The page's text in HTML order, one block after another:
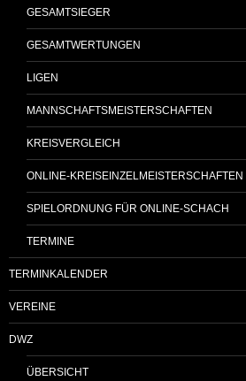
GESAMTSIEGER
GESAMTWERTUNGEN
LIGEN
MANNSCHAFTSMEISTERSCHAFTEN
KREISVERGLEICH
ONLINE-KREISEINZELMEISTERSCHAFTEN
SPIELORDNUNG FÜR ONLINE-SCHACH
TERMINE
TERMINKALENDER
VEREINE
DWZ
ÜBERSICHT